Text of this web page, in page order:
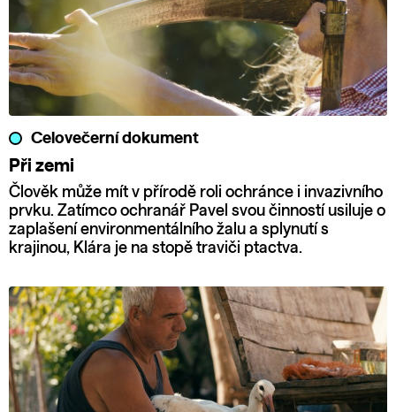
Celovečerní dokument
Při zemi
Člověk může mít v přírodě roli ochránce i invazivního
prvku. Zatímco ochranář Pavel svou činností usiluje o
zaplašení environmentálního žalu a splynutí s
krajinou, Klára je na stopě traviči ptactva.